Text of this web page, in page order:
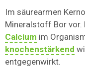
Im säurearmen
Mineralstoff Bor vor.
Calcium im
knochenstärkend
entgegenwirkt.